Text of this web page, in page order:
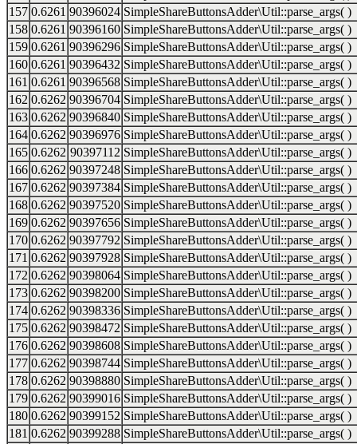
157 0.6261 90396024 SimpleShareButtonsAdder\Util::parse_args( )
158 0.6261 90396160 SimpleShareButtonsAdder\Util::parse_args( )
159 0.6261 90396296 SimpleShareButtonsAdder\Util::parse_args( )
160 0.6261 90396432 SimpleShareButtonsAdder\Util::parse_args( )
161 0.6261 90396568 SimpleShareButtonsAdder\Util::parse_args( )
162 0.6262 90396704 SimpleShareButtonsAdder\Util::parse_args( )
163 0.6262 90396840 SimpleShareButtonsAdder\Util::parse_args( )
164 0.6262 90396976 SimpleShareButtonsAdder\Util::parse_args( )
165 0.6262 90397112 SimpleShareButtonsAdder\Util::parse_args( )
166 0.6262 90397248 SimpleShareButtonsAdder\Util::parse_args( )
167 0.6262 90397384 SimpleShareButtonsAdder\Util::parse_args( )
168 0.6262 90397520 SimpleShareButtonsAdder\Util::parse_args( )
169 0.6262 90397656 SimpleShareButtonsAdder\Util::parse_args( )
170 0.6262 90397792 SimpleShareButtonsAdder\Util::parse_args( )
171 0.6262 90397928 SimpleShareButtonsAdder\Util::parse_args( )
172 0.6262 90398064 SimpleShareButtonsAdder\Util::parse_args( )
173 0.6262 90398200 SimpleShareButtonsAdder\Util::parse_args( )
174 0.6262 90398336 SimpleShareButtonsAdder\Util::parse_args( )
175 0.6262 90398472 SimpleShareButtonsAdder\Util::parse_args( )
176 0.6262 90398608 SimpleShareButtonsAdder\Util::parse_args( )
177 0.6262 90398744 SimpleShareButtonsAdder\Util::parse_args( )
178 0.6262 90398880 SimpleShareButtonsAdder\Util::parse_args( )
179 0.6262 90399016 SimpleShareButtonsAdder\Util::parse_args( )
180 0.6262 90399152 SimpleShareButtonsAdder\Util::parse_args( )
181 0.6262 90399288 SimpleShareButtonsAdder\Util::parse_args( )